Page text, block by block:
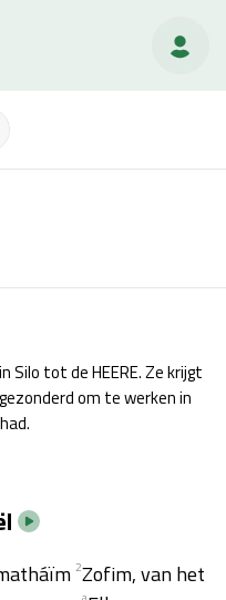
Silo tot de HEERE. Ze krijgt
om te werken in
2Zofim, van het